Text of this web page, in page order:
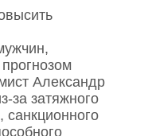
Александр
затяжного
санкционного